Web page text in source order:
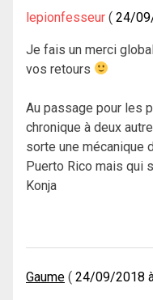
lepionfesseur 24/
Je fais un merci
vos retours
Au passage pour les
chronique à deux
sorte une mécanique
Puerto Rico mais qui
Konja
Gaume 24/09/2018